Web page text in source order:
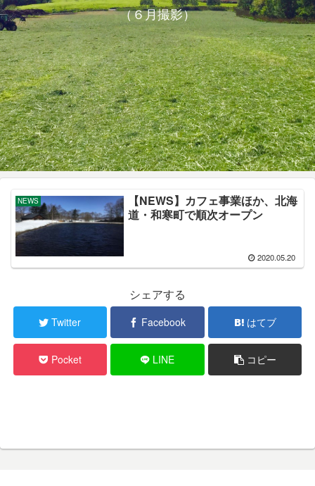
（６月撮影）
NEWS
【NEWS】カフェ事業ほか、北海
道・和寒町で順次オープン
2020.05.20
シェアする
Twitter Facebook はてブ
Pocket LINE コピー